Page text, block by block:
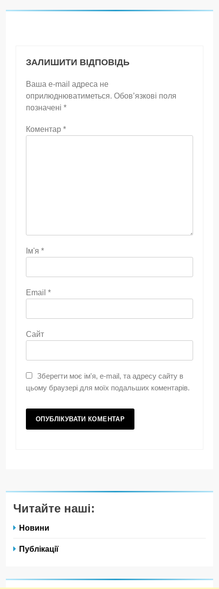
ЗАЛИШИТИ ВІДПОВІДЬ
Ваша e-mail адреса не
оприлюднюватиметься. Обов’язкові поля
позначені *
Коментар *
Ім'я *
Email *
Сайт
Зберегти моє ім'я, e-mail, та адресу сайту в
цьому браузері для моїх подальших коментарів.
Читайте наші:
Новини
Публікації